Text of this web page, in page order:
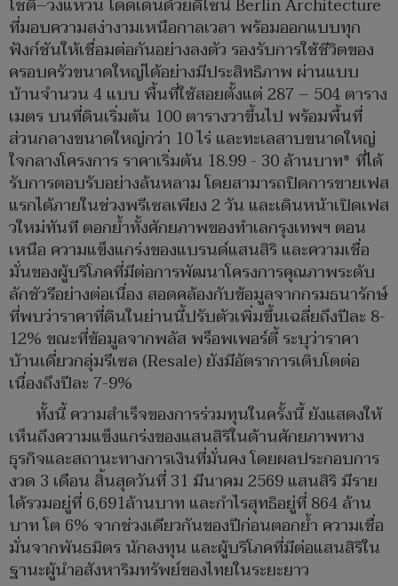
โชติ–วงแหวน โดดเด่นด้วยดีไซน์ Berlin Architecture
ที่มอบความสง่างามเหนือกาลเวลา พร้อมออกแบบทุก
ฟังก์ชันให้เชื่อมต่อกันอย่างลงตัว รองรับการใช้ชีวิตของ
ครอบครัวขนาดใหญ่ได้อย่างมีประสิทธิภาพ ผ่านแบบ
บ้านจำนวน 4 แบบ พื้นที่ใช้สอยตั้งแต่ 287 – 504 ตาราง
เมตร บนที่ดินเริ่มต้น 100 ตารางวาขึ้นไป พร้อมพื้นที่
ส่วนกลางขนาดใหญ่กว่า 10 ไร่ และทะเลสาบขนาดใหญ่
ใจกลางโครงการ ราคาเริ่มต้น 18.99 - 30 ล้านบาท* ที่ได้
รับการตอบรับอย่างล้นหลาม โดยสามารถปิดการขายเฟส
แรกได้ภายในช่วงพรีเซลเพียง 2 วัน และเดินหน้าเปิดเฟส
วใหม่ทันที ตอกย้ำทั้งศักยภาพของทำเลกรุงเทพฯ ตอน
เหนือ ความแข็งแกร่งของแบรนด์แสนสิริ และความเชื่อ
มั่นของผู้บริโภคที่มีต่อการพัฒนาโครงการคุณภาพระดับ
ลักชัวรีอย่างต่อเนื่อง สอดคล้องกับข้อมูลจากกรมธนารักษ์
ที่พบว่าราคาที่ดินในย่านนี้ปรับตัวเพิ่มขึ้นเฉลี่ยถึงปีละ 8-
12% ขณะที่ข้อมูลจากพลัส พร็อพเพอร์ตี้ ระบุว่าราคา
บ้านเดี่ยวกลุ่มรีเซล (Resale) ยังมีอัตราการเติบโตต่อ
เนื่องถึงปีละ 7-9%
ทั้งนี้ ความสำเร็จของการร่วมทุนในครั้งนี้ ยังแสดงให้
เห็นถึงความแข็งแกร่งของแสนสิริในด้านศักยภาพทาง
ธุรกิจและสถานะทางการเงินที่มั่นคง โดยผลประกอบการ
งวด 3 เดือน สิ้นสุดวันที่ 31 มีนาคม 2569 แสนสิริ มีราย
ได้รวมอยู่ที่ 6,691ล้านบาท และกำไรสุทธิอยู่ที่ 864 ล้าน
บาท โต 6% จากช่วงเดียวกันของปีก่อนตอกย้ำ ความเชื่อ
มั่นจากพันธมิตร นักลงทุน และผู้บริโภคที่มีต่อแสนสิริใน
ฐานะผู้นำอสังหาริมทรัพย์ของไทยในระยะยาว